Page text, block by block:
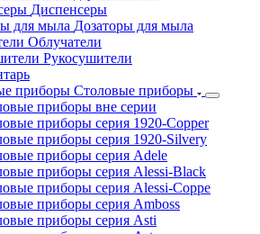
Линия раздачи
Линия раздачи Luxstahl
Мармиты
Карвинговые станции
Лампы подогревающие
оборудование
Водоумягчители
Диспенсеры
Дозаторы для мыла
Облучатели
Рукосушители